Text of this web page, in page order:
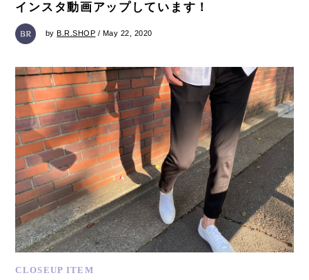
インスタ動画アップしています！
by B.R.SHOP / May 22, 2020
CLOSEUP ITEM